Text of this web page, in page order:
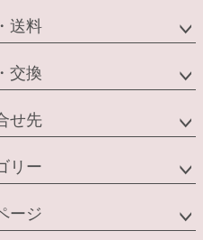
送料
交換
せ先
リー
ージ